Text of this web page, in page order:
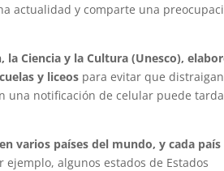
actualidad y comparte una
la Ciencia y la Cultura (Unesco),
y liceos para evitar que
una notificación de celular puede
varios países del mundo, y cada país
ejemplo, algunos estados de Estados